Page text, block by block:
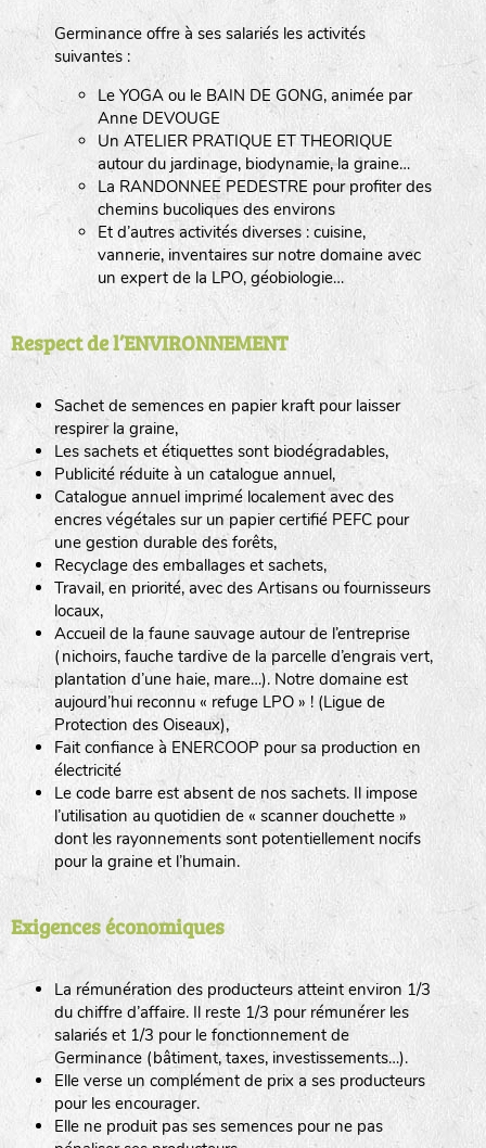
Germinance offre à ses salariés les activités
suivantes :
Le YOGA ou le BAIN DE GONG, animée par
Anne DEVOUGE
Un ATELIER PRATIQUE ET THEORIQUE
autour du jardinage, biodynamie, la graine…
La RANDONNEE PEDESTRE pour profiter des
chemins bucoliques des environs
Et d’autres activités diverses : cuisine,
vannerie, inventaires sur notre domaine avec
un expert de la LPO, géobiologie…
Respect de l’ENVIRONNEMENT
Sachet de semences en papier kraft pour laisser
respirer la graine,
Les sachets et étiquettes sont biodégradables,
Publicité réduite à un catalogue annuel,
Catalogue annuel imprimé localement avec des
encres végétales sur un papier certifié PEFC pour
une gestion durable des forêts,
Recyclage des emballages et sachets,
Travail, en priorité, avec des Artisans ou fournisseurs
locaux,
Accueil de la faune sauvage autour de l’entreprise
(nichoirs, fauche tardive de la parcelle d’engrais vert,
plantation d’une haie, mare…). Notre domaine est
aujourd’hui reconnu « refuge LPO » ! (Ligue de
Protection des Oiseaux),
Fait confiance à ENERCOOP pour sa production en
électricité
Le code barre est absent de nos sachets. Il impose
l’utilisation au quotidien de « scanner douchette »
dont les rayonnements sont potentiellement nocifs
pour la graine et l’humain.
Exigences économiques
La rémunération des producteurs atteint environ 1/3
du chiffre d’affaire. Il reste 1/3 pour rémunérer les
salariés et 1/3 pour le fonctionnement de
Germinance (bâtiment, taxes, investissements…).
Elle verse un complément de prix a ses producteurs
pour les encourager.
Elle ne produit pas ses semences pour ne pas